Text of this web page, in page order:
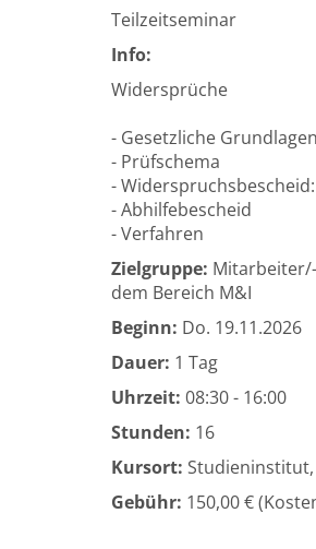
Teilzeitseminar
Info:
Widersprüche
- Gesetzliche Grundlagen
- Prüfschema
-
- Abhilfebescheid
- Verfahren
Zielgruppe:
dem Bereich M&I
Beginn: Do. 19.11.2026
Dauer: 1 Tag
Uhrzeit: 08:30 - 16:00
Stunden: 16
Kursort: Studieninstitut,
Gebühr: 150,00 €